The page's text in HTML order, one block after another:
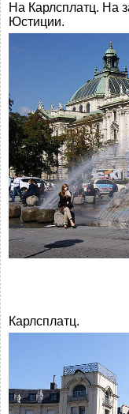
На Карлсплатц. На
Юстиции.
Карлсплатц.